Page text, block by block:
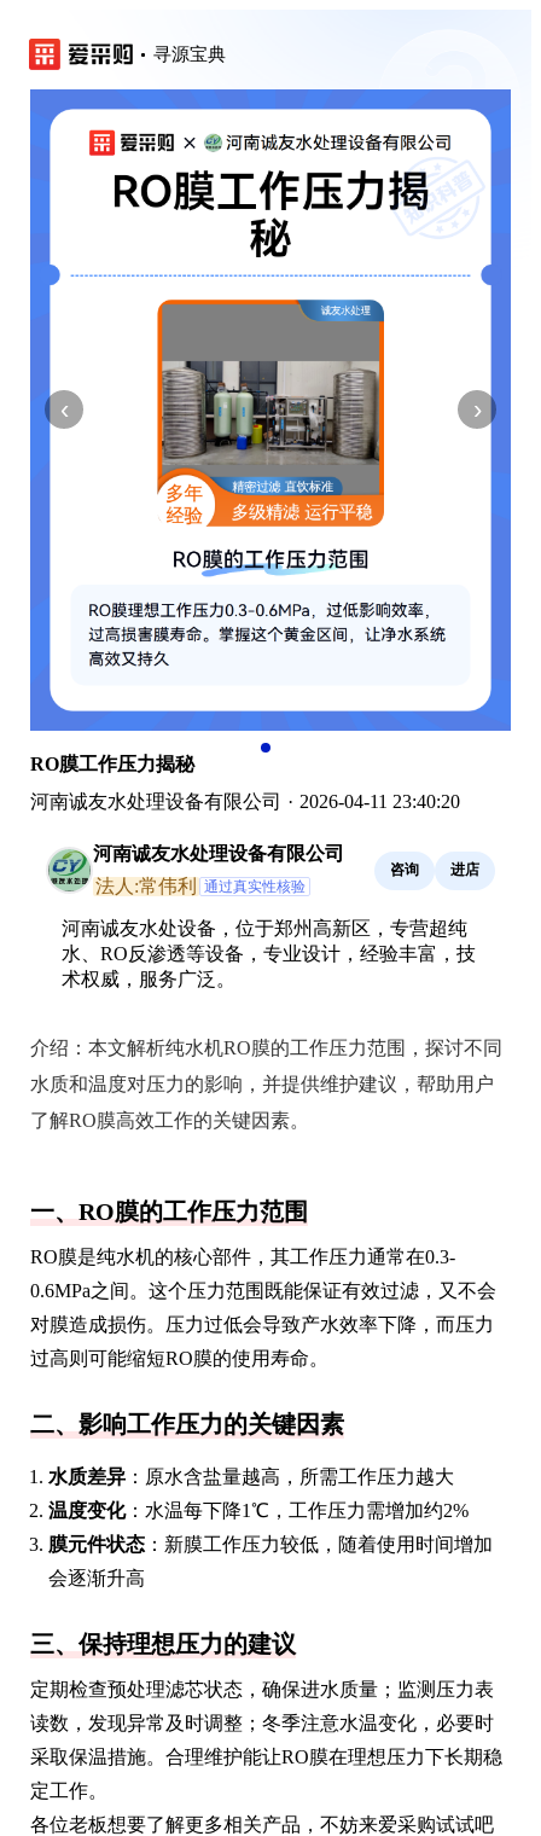
寻源宝典
‹ ›
RO膜工作压力揭秘
河南诚友水处理设备有限公司 · 2026-04-11 23:40:20
河南诚友水处理设备有限公司
法人:常伟利
通过真实性核验
咨询 进店
河南诚友水处设备，位于郑州高新区，专营超纯
水、RO反渗透等设备，专业设计，经验丰富，技
术权威，服务广泛。
介绍： 本文解析纯水机RO膜的工作压力范围，探讨不同
水质和温度对压力的影响，并提供维护建议，帮助用户
了解RO膜高效工作的关键因素。
一、RO膜的工作压力范围
RO膜是纯水机的核心部件，其工作压力通常在0.3-
0.6MPa之间。这个压力范围既能保证有效过滤，又不会
对膜造成损伤。压力过低会导致产水效率下降，而压力
过高则可能缩短RO膜的使用寿命。
二、影响工作压力的关键因素
水质差异 ：原水含盐量越高，所需工作压力越大
温度变化：水温每下降1℃，工作压力需增加约2%
膜元件状态 ：新膜工作压力较低，随着使用时间增加
会逐渐升高
三、保持理想压力的建议
定期检查预处理滤芯状态，确保进水质量；监测压力表
读数，发现异常及时调整；冬季注意水温变化，必要时
采取保温措施。合理维护能让RO膜在理想压力下长期稳
定工作。
各位老板想要了解更多相关产品，不妨来爱采购试试吧